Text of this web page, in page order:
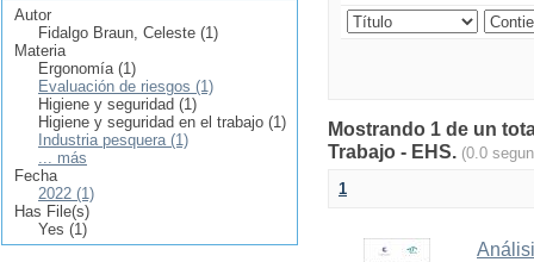
Mostrando 1 de un
Trabajo - EHS. (0.0
1
Autor
Fidalgo Braun, Celeste (1)
Materia
Ergonomía (1)
Evaluación de riesgos (1)
Higiene y seguridad (1)
Higiene y seguridad en el trabajo (1)
Industria pesquera (1)
... más
Fecha
2022 (1)
Has File(s)
Yes (1)